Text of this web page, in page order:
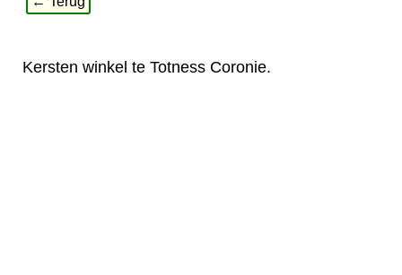
Kersten winkel te Totness Coronie.